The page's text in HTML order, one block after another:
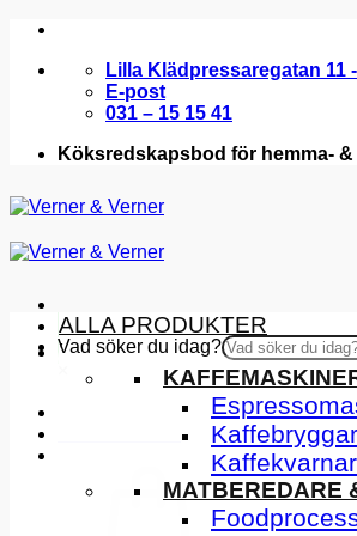
Skip
content
Lilla Klädpressaregatan 11
E-post
031 – 15 15 41
Köksredskapsbod för hemma-
Vad söker du idag?
ALLA PRODUKTER
KÖKSMASKINER
Kaffekvarnar
MATBEREDARE